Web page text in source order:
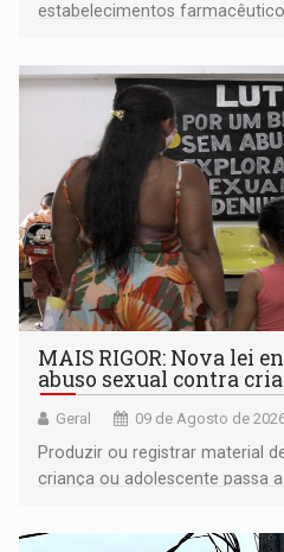
estabelecimentos
MAIS RIGOR: Nova lei
abuso sexual contra
Geral 09 de Agosto de
Produzir ou registrar material
criança ou adolescente passa